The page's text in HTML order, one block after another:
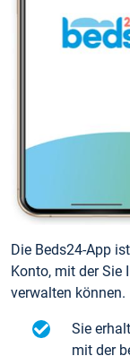
Die Beds24-App
Konto, mit der Sie
verwalten können.
Sie
mit der